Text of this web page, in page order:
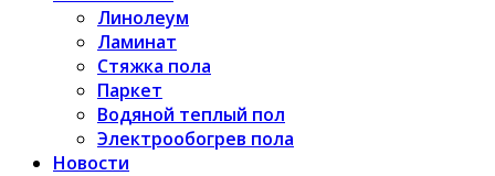
Линолеум
Ламинат
Стяжка пола
Паркет
Водяной теплый пол
Электрообогрев пола
Новости